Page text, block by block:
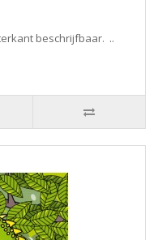
beschrijfbaar. ..